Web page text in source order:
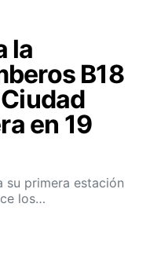
la
B18
en 19
su primera estación
los…